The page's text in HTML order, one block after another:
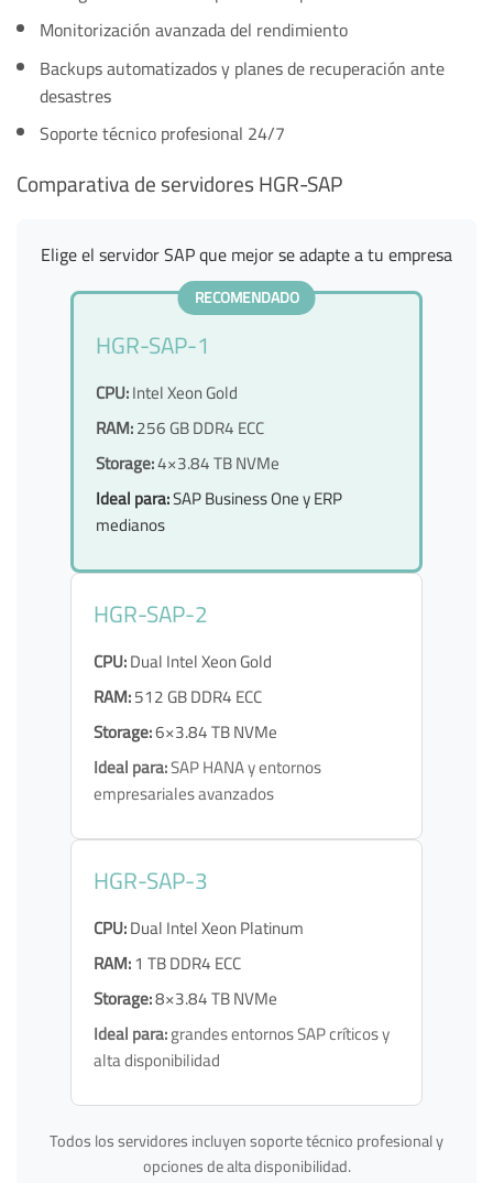
Monitorización avanzada del rendimiento
Backups automatizados y planes de recuperación ante
desastres
Soporte técnico profesional 24/7
Comparativa de servidores HGR-SAP
Elige el servidor SAP que mejor se adapte a tu empresa
RECOMENDADO
HGR-SAP-1
CPU:Intel Xeon Gold
RAM:256 GB DDR4 ECC
Storage:4×3.84 TB NVMe
Ideal para:SAP Business One y ERP
medianos
HGR-SAP-2
CPU:Dual Intel Xeon Gold
RAM:512 GB DDR4 ECC
Storage:6×3.84 TB NVMe
Ideal para:SAP HANA y entornos
empresariales avanzados
HGR-SAP-3
CPU:Dual Intel Xeon Platinum
RAM:1 TB DDR4 ECC
Storage:8×3.84 TB NVMe
Ideal para:grandes entornos SAP críticos y
alta disponibilidad
Todos los servidores incluyen soporte técnico profesional y
opciones de alta disponibilidad.